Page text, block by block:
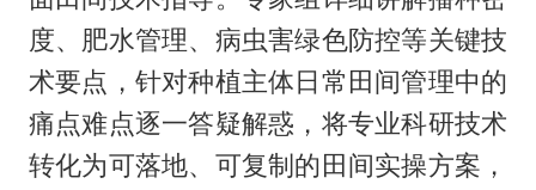
度、肥水管理、病虫害绿色防控等关键技
术要点，针对种植主体日常田间管理中的
痛点难点逐一答疑解惑，将专业科研技术
转化为可落地、可复制的田间实操方案，